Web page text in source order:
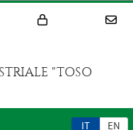
"TOSO
IT EN